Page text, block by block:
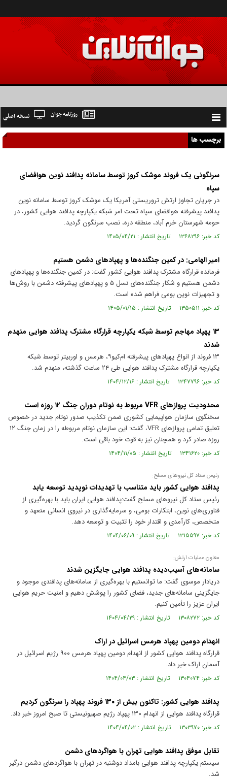
Toggle
navigation
نسخه اصلی روزنامه جوان
برچسب ها
سرنگونی یک فروند موشک کروز توسط سامانه پدافند نوین هوافضای
سپاه
در جریان تجاوز ارتش تروریستی آمریکا یک موشک کروز توسط سامانه نوین
پدافند پیشرفته هوافضای سپاه تحت امر شبکه یکپارچه پدافند هوایی کشور، در
حومه شهرستان خرم آباد، منطقه دره، نصب سرنگون گردید.
کد خبر: ۱۳۶۸۲۹۶ تاریخ انتشار : ۱۴۰۵/۰۴/۲۱
امیر الهامی: در کمین جنگنده‌ها و پهپادهای دشمن هستیم
فرمانده قرارگاه مشترک پدافند هوایی کشور گفت: در کمین جنگنده‌ها و پهپاد‌های
دشمن هستیم و شکار جنگنده‌های نسل ۵ و پهپاد‌های پیشرفته دشمن با روش‌ها
و تجهیزات نوین بومی فراهم شده است.
کد خبر: ۱۳۵۰۵۱۱ تاریخ انتشار : ۱۴۰۵/۰۱/۱۵
۱۳ پهپاد مهاجم توسط شبکه یکپارچه قرارگاه مشترک پدافند هوایی منهدم
شدند
۱۳ فروند از انواع پهپادهای پیشرفته ام‌کیو۹، هرمس و اوربیتر توسط شبکه
یکپارچه قرارگاه مشترک پدافند هوایی طی ۲۴ ساعت گذشته، منهدم شد.
کد خبر: ۱۳۴۷۷۹۶ تاریخ انتشار : ۱۴۰۴/۱۲/۱۶
محدودیت پرواز‌های VFR مربوط به نوتام دوران جنگ ۱۲ روزه است
سخنگوی سازمان هواپیمایی کشوری ضمن تکذیب صدور نوتام جدید در خصوص
تعلیق تمامی پرواز‌های VFR، گفت: این سازمان نوتام مربوطه را در زمان جنگ ۱۲
روزه صادر کرد و همچنان نیز به قوت خود باقی است.
کد خبر: ۱۳۴۱۶۲۰ تاریخ انتشار : ۱۴۰۴/۱۱/۰۵
رئیس ستاد کل نیروهای مسلح:
پدافند هوایی کشور باید متناسب با تهدیدات نوپدید توسعه یابد
رئیس ستاد کل نیروهای مسلح گفت:پدافند هوایی ایران باید با بهره‌گیری از
فناوری‌های نوین، ابتکارات بومی، و سرمایه‌گذاری در نیروی انسانی متعهد و
متخصص، کارآمدی و اقتدار خود را تثبیت و توسعه دهد.
کد خبر: ۱۳۱۵۵۹۷ تاریخ انتشار : ۱۴۰۴/۰۶/۰۹
معاون عملیات ارتش:
سامانه‌های آسیب‌دیده پدافند هوایی جایگزین شدند
دریادار موسوی گفت: ما توانستیم با بهره‌گیری از سامانه‌های پدافندی موجود و
جایگزینی سامانه‌های جدید، فضای کشور را پوشش دهیم و امنیت حریم هوایی
ایران عزیز را تأمین کنیم.
کد خبر: ۱۳۰۸۲۷۲ تاریخ انتشار : ۱۴۰۴/۰۴/۲۹
انهدام دومین پهپاد هرمس اسرائیل در اراک
قرارگاه پدافند هوایی کشور از انهدام دومین پهپاد هرمس ۹۰۰ رژیم اسرائیل در
آسمان اراک خبر داد.
کد خبر: ۱۳۰۴۰۷۴ تاریخ انتشار : ۱۴۰۴/۰۴/۰۳
پدافند هوایی کشور: تاکنون بیش از ۱۳۰ فروند پهپاد را سرنگون کردیم
قرارگاه پدافند هوایی از انهدام ۱۳۰ پهپاد رژیم صهیونیستی تا صبح امروز خبر داد.
کد خبر: ۱۳۰۳۹۷۰ تاریخ انتشار : ۱۴۰۴/۰۴/۰۲
تقابل موفق پدافند هوایی تهران با هواگردهای دشمن
سیستم یکپارچه پدافند هوایی بامداد دوشنبه در تهران با هواگردهای دشمن درگیر
شد.